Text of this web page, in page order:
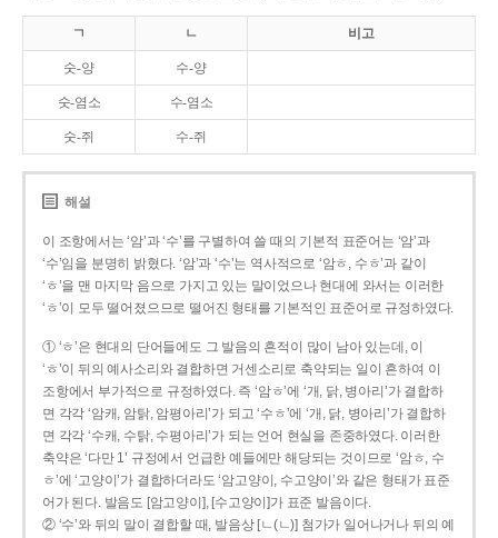
ㄱ ㄴ 비고
숫-양 수-양
숫-염소 수-염소
숫-쥐 수-쥐
해설
이 조항에서는 ‘암’과 ‘수’를 구별하여 쓸 때의 기본적 표준어는 ‘암’과
‘수’임을 분명히 밝혔다. ‘암’과 ‘수’는 역사적으로 ‘암ㅎ, 수ㅎ’과 같이
‘ㅎ’을 맨 마지막 음으로 가지고 있는 말이었으나 현대에 와서는 이러한
‘ㅎ’이 모두 떨어졌으므로 떨어진 형태를 기본적인 표준어로 규정하였다.
① ‘ㅎ’은 현대의 단어들에도 그 발음의 흔적이 많이 남아 있는데, 이
‘ㅎ’이 뒤의 예사소리와 결합하면 거센소리로 축약되는 일이 흔하여 이
조항에서 부가적으로 규정하였다. 즉 ‘암ㅎ’에 ‘개, 닭, 병아리’가 결합하
면 각각 ‘암캐, 암탉, 암평아리’가 되고 ‘수ㅎ’에 ‘개, 닭, 병아리’가 결합하
면 각각 ‘수캐, 수탉, 수평아리’가 되는 언어 현실을 존중하였다. 이러한
축약은 ‘다만 1’ 규정에서 언급한 예들에만 해당되는 것이므로 ‘암ㅎ, 수
ㅎ’에 ‘고양이’가 결합하더라도 ‘암고양이, 수고양이’와 같은 형태가 표준
어가 된다. 발음도 [암고양이], [수고양이]가 표준 발음이다.
② ‘수’와 뒤의 말이 결합할 때, 발음상 [ㄴ(ㄴ)] 첨가가 일어나거나 뒤의 예